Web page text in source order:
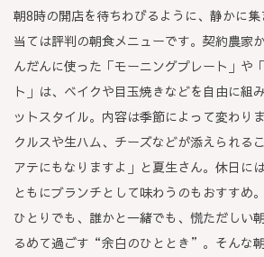
朝8時の開店を待ちわびるように、静かに
当ては評判の朝食メニューです。契約農家
んだんに使った「モーニングプレート」や
ト」は、ベイクや目玉焼きなどを自由に組
ットスタイル。内容は季節によって変わり
クルスや生ハム、チーズなどが添えられる
アテにもなりますよ」と夏生さん。休日に
ともにブランチとして味わうのもおすすめ。
ひとりでも、誰かと一緒でも、慌ただしい
るめて過ごす“余白のひととき”。そんな